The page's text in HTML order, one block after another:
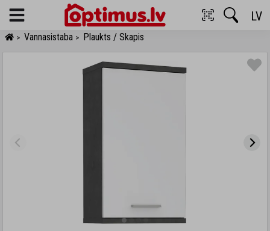
Menu LV
> Vannasistaba > Plaukts / Skapis